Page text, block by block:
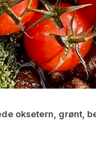
oksetern, grønt,